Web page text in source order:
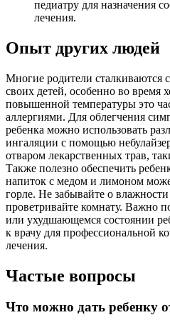
педиатру для назначения
лечения.
Опыт других людей
Многие родители сталкиваются
своих детей, особенно во время
повышенной температуры это
аллергиями. Для облегчения
ребенка можно использовать
ингаляции с помощью
отваром лекарственных трав,
Также полезно обеспечить
напиток с медом и лимоном
горле. Не забывайте о
проветривайте комнату. Важно
или ухудшающемся состоянии
к врачу для профессиональной
лечения.
Частые вопросы
Что можно дать ребенку